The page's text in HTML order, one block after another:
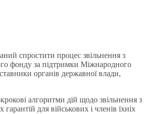
спростити процес звільнення з
фонду за підтримки Міжнародного
органів державної влади,
алгоритми дій щодо звільнення з
для військових і членів їхніх